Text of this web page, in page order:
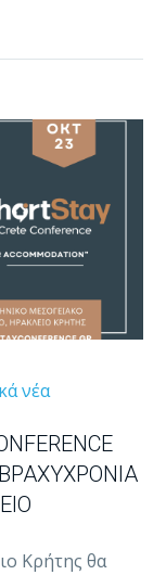
νέα
Κρήτης θα